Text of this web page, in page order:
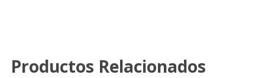
Productos Relacionados